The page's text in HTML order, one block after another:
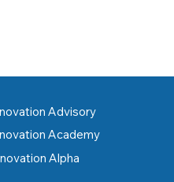
Advisory
Academy
Alpha